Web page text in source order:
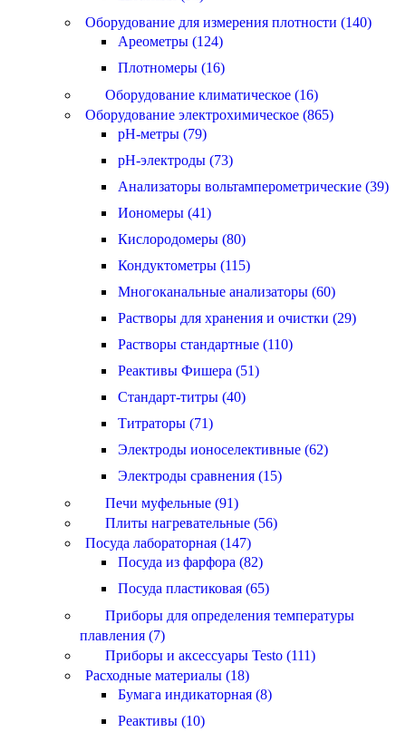
Оборудование для измерения плотности (140)
Ареометры (124)
Плотномеры (16)
Оборудование климатическое (16)
Оборудование электрохимическое (865)
pH-метры (79)
pH-электроды (73)
Анализаторы вольтамперометрические (39)
Иономеры (41)
Кислородомеры (80)
Кондуктометры (115)
Многоканальные анализаторы (60)
Растворы для хранения и очистки (29)
Растворы стандартные (110)
Реактивы Фишера (51)
Стандарт-титры (40)
Титраторы (71)
Электроды ионоселективные (62)
Электроды сравнения (15)
Печи муфельные (91)
Плиты нагревательные (56)
Посуда лабораторная (147)
Посуда из фарфора (82)
Посуда пластиковая (65)
Приборы для определения температуры
плавления (7)
Приборы и аксессуары Testo (111)
Расходные материалы (18)
Бумага индикаторная (8)
Реактивы (10)